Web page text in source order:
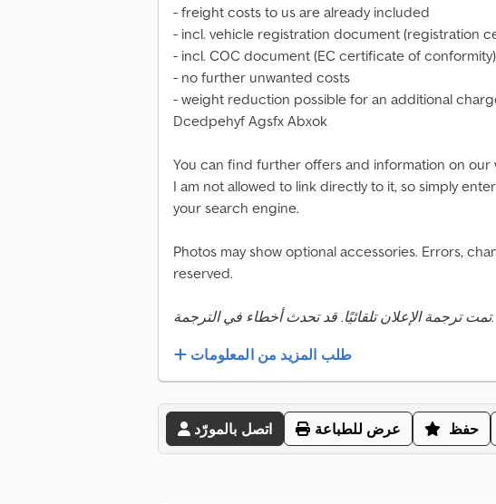
- freight costs to us are already included
- incl. vehicle registration document (registration
- incl. COC document (EC certificate of conformity)
- no further unwanted costs
- weight reduction possible for an additional
Dcedpehyf Agsfx Abxok
You can find further offers and information on our
I am not allowed to link directly to it, so simply
your search engine.
Photos may show optional accessories. Errors,
reserved.
تمت ترجمة الإعلان تلقائيًا. قد تحدث أخطاء في الترجمة.
طلب المزيد من المعلومات
اتصل بالمورّد عرض للطباعة حفظ